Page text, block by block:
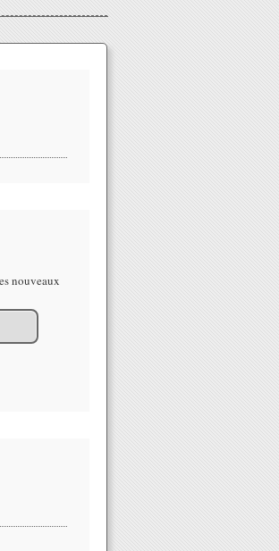
nouveaux